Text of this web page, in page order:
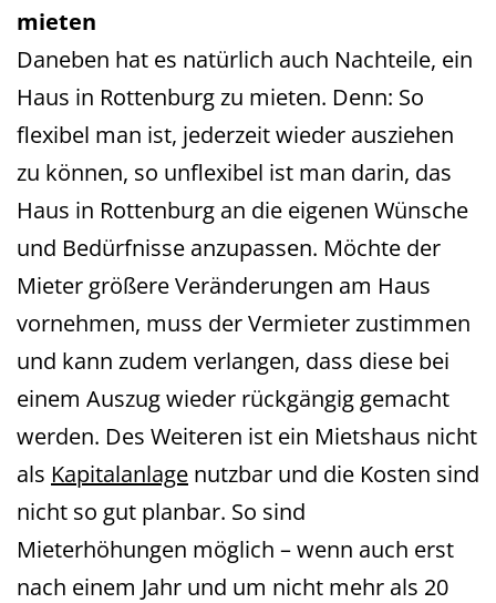
mieten
Daneben hat es natürlich auch Nachteile, ein
Haus in Rottenburg zu mieten. Denn: So
flexibel man ist, jederzeit wieder ausziehen
zu können, so unflexibel ist man darin, das
Haus in Rottenburg an die eigenen Wünsche
und Bedürfnisse anzupassen. Möchte der
Mieter größere Veränderungen am Haus
vornehmen, muss der Vermieter zustimmen
und kann zudem verlangen, dass diese bei
einem Auszug wieder rückgängig gemacht
werden. Des Weiteren ist ein Mietshaus nicht
als Kapitalanlage nutzbar und die Kosten sind
nicht so gut planbar. So sind
Mieterhöhungen möglich – wenn auch erst
nach einem Jahr und um nicht mehr als 20